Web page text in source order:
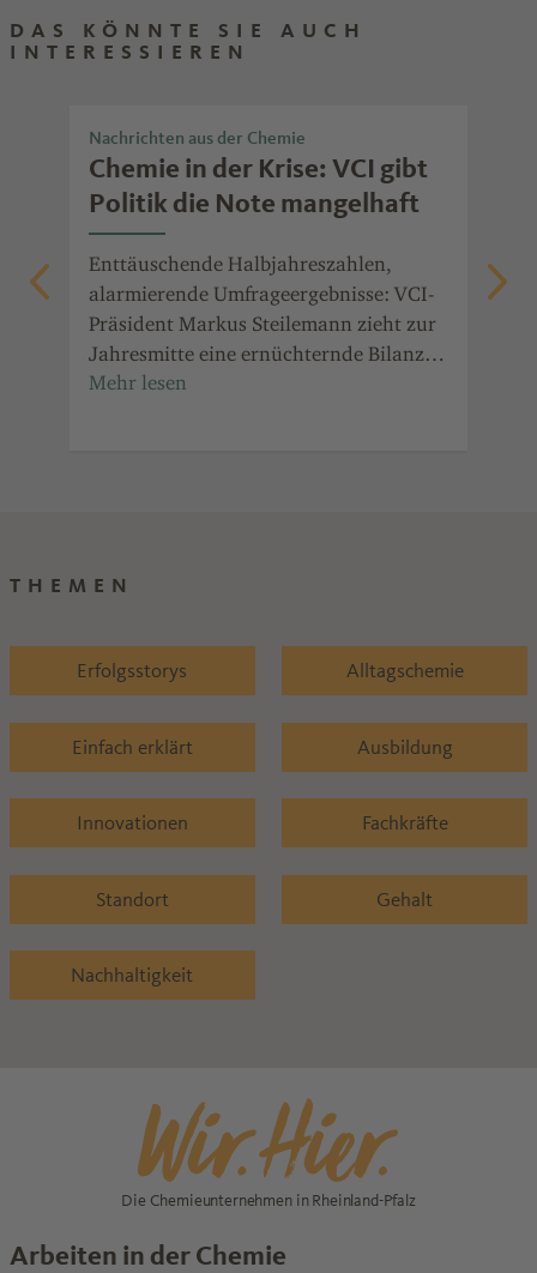
DAS KÖNNTE SIE AUCH
INTERESSIEREN
Nachrichten aus der Chemie
Chemie in der Krise: VCI gibt
Politik die Note mangelhaft
Enttäuschende Halbjahreszahlen,
alarmierende Umfrageergebnisse: VCI-
Präsident Markus Steilemann zieht zur
Jahresmitte eine ernüchternde Bilanz
für die chemisch-pharmazeutische
THEMEN
Erfolgsstorys Alltagschemie
Einfach erklärt Ausbildung
Innovationen Fachkräfte
Standort Gehalt
Nachhaltigkeit
Die Chemieunternehmen in Rheinland-Pfalz
Arbeiten in der Chemie